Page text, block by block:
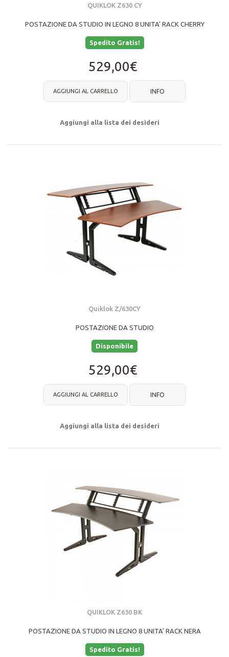
QUIKLOK Z630 CY
POSTAZIONE DA STUDIO IN LEGNO 8 UNITA' RACK CHERRY
Spedito Gratis!
529,00€
AGGIUNGI AL CARRELLO INFO
Aggiungi alla lista dei desideri
Quiklok Z/630CY
POSTAZIONE DA STUDIO
Disponibile
529,00€
AGGIUNGI AL CARRELLO INFO
Aggiungi alla lista dei desideri
QUIKLOK Z630 BK
POSTAZIONE DA STUDIO IN LEGNO 8 UNITA' RACK NERA
Spedito Gratis!